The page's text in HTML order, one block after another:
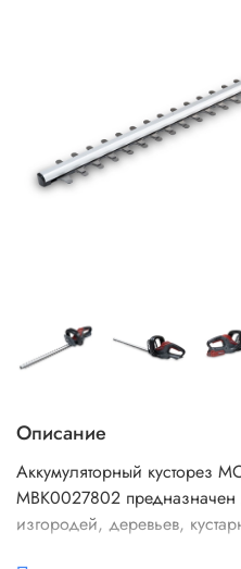
Описание
Аккумуляторный
MBK0027802
изгородей, деревьев,